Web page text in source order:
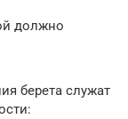
должно
берета служат